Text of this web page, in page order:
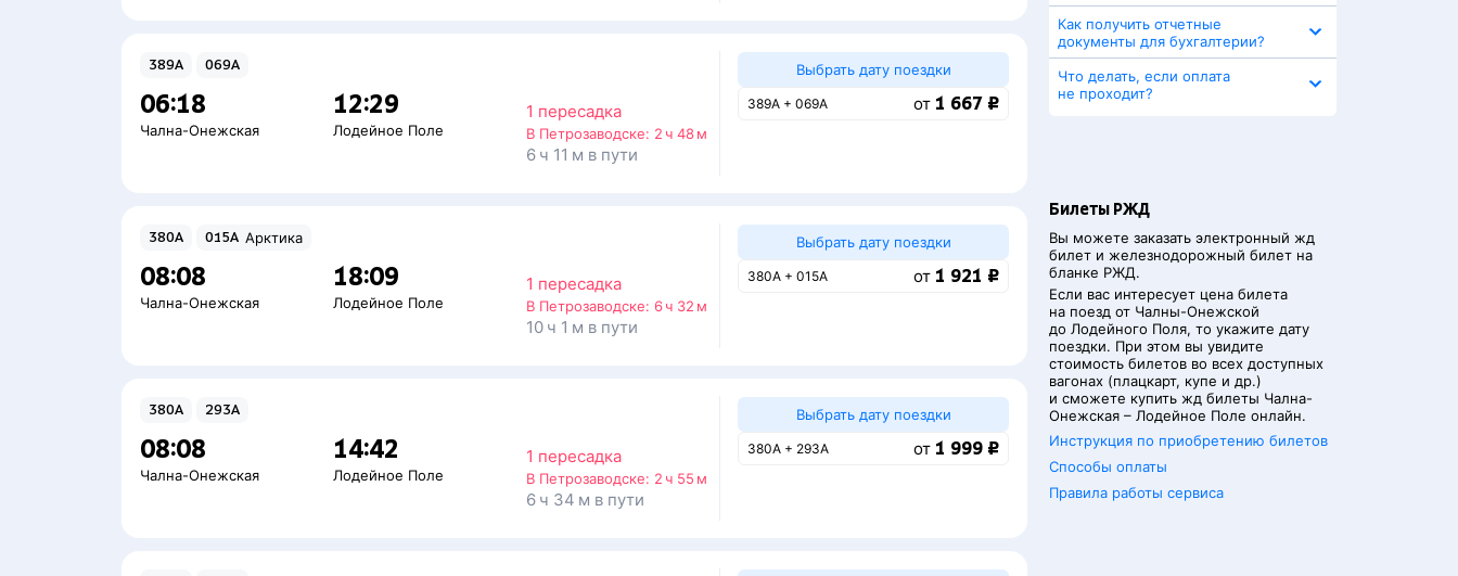
389А 069А
06:18
Чална-Онежская
12:29
Лодейное Поле
1 пересадка
В Петрозаводске: 2 ч 48 м
6 ч 11 м в пути
Выбрать дату поездки
389А + 069А от 1 667 ₽
380А 015А Арктика
08:08
Чална-Онежская
18:09
Лодейное Поле
1 пересадка
В Петрозаводске: 6 ч 32 м
10 ч 1 м в пути
Выбрать дату поездки
380А + 015А от 1 921 ₽
380А 293А
08:08
Чална-Онежская
14:42
Лодейное Поле
1 пересадка
В Петрозаводске: 2 ч 55 м
6 ч 34 м в пути
Выбрать дату поездки
380А + 293А от 1 999 ₽
Как получить отчетные
документы для бухгалтерии?
Что делать, если оплата
не проходит?
Билеты РЖД
Вы можете заказать электронный жд
билет и железнодорожный билет на
бланке РЖД.
Если вас интересует цена билета
на поезд от Чалны-Онежской
до Лодейного Поля, то укажите дату
поездки. При этом вы увидите
стоимость билетов во всех доступных
вагонах (плацкарт, купе и др.)
и сможете купить жд билеты Чална-
Онежская – Лодейное Поле онлайн.
Инструкция по приобретению билетов
Способы оплаты
Правила работы сервиса